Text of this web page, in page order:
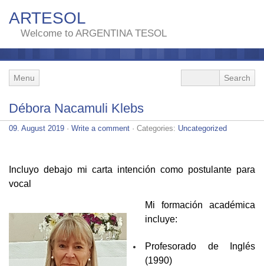
ARTESOL
Welcome to ARGENTINA TESOL
Menu
Débora Nacamuli Klebs
09. August 2019 · Write a comment · Categories: Uncategorized
Incluyo debajo mi carta intención como postulante para
vocal
Mi formación académica
incluye:
Profesorado de Inglés
(1990)